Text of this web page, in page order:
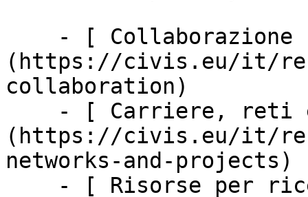
(https://civis.eu/it/
collaboration)
(https://civis.eu/it/
networks-and-projects)